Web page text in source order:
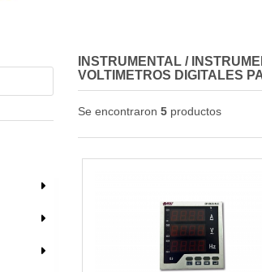
INSTRUMENTAL/
VOLTIMETROS DIGITALES
Se encontraron 5 productos